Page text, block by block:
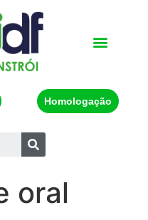
Homologação
oral